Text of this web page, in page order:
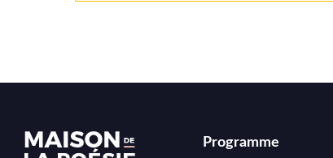
Programme